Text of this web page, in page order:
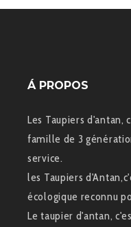
Á PROPOS
Les Taupiers d'antan,
famille de 3
service.
les Taupiers
écologique reconnu
Le taupier d'antan,